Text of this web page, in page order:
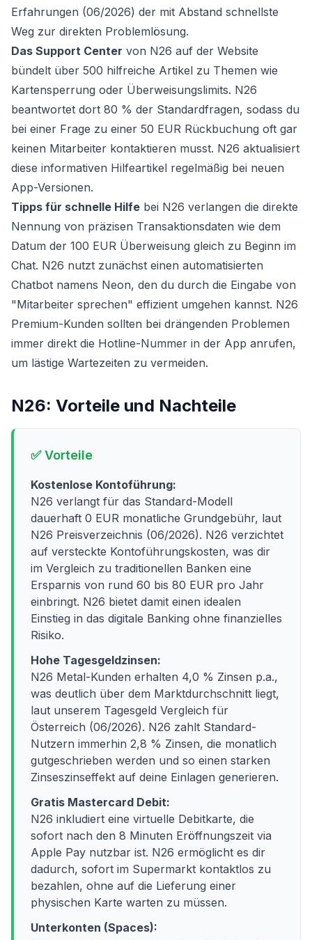
Erfahrungen (06/2026) der mit Abstand schnellste
Weg zur direkten Problemlösung.
Das Support Center von N26 auf der Website
bündelt über 500 hilfreiche Artikel zu Themen wie
Kartensperrung oder Überweisungslimits. N26
beantwortet dort 80 % der Standardfragen, sodass du
bei einer Frage zu einer 50 EUR Rückbuchung oft gar
keinen Mitarbeiter kontaktieren musst. N26 aktualisiert
diese informativen Hilfeartikel regelmäßig bei neuen
App-Versionen.
Tipps für schnelle Hilfe bei N26 verlangen die direkte
Nennung von präzisen Transaktionsdaten wie dem
Datum der 100 EUR Überweisung gleich zu Beginn im
Chat. N26 nutzt zunächst einen automatisierten
Chatbot namens Neon, den du durch die Eingabe von
"Mitarbeiter sprechen" effizient umgehen kannst. N26
Premium-Kunden sollten bei drängenden Problemen
immer direkt die Hotline-Nummer in der App anrufen,
um lästige Wartezeiten zu vermeiden.
N26: Vorteile und Nachteile
✅ Vorteile
Kostenlose Kontoführung:
N26 verlangt für das Standard-Modell
dauerhaft 0 EUR monatliche Grundgebühr, laut
N26 Preisverzeichnis (06/2026). N26 verzichtet
auf versteckte Kontoführungskosten, was dir
im Vergleich zu traditionellen Banken eine
Ersparnis von rund 60 bis 80 EUR pro Jahr
einbringt. N26 bietet damit einen idealen
Einstieg in das digitale Banking ohne finanzielles
Risiko.
Hohe Tagesgeldzinsen:
N26 Metal-Kunden erhalten 4,0 % Zinsen p.a.,
was deutlich über dem Marktdurchschnitt liegt,
laut unserem Tagesgeld Vergleich für
Österreich (06/2026). N26 zahlt Standard-
Nutzern immerhin 2,8 % Zinsen, die monatlich
gutgeschrieben werden und so einen starken
Zinseszinseffekt auf deine Einlagen generieren.
Gratis Mastercard Debit:
N26 inkludiert eine virtuelle Debitkarte, die
sofort nach den 8 Minuten Eröffnungszeit via
Apple Pay nutzbar ist. N26 ermöglicht es dir
dadurch, sofort im Supermarkt kontaktlos zu
bezahlen, ohne auf die Lieferung einer
physischen Karte warten zu müssen.
Unterkonten (Spaces):